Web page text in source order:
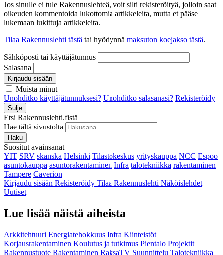
Jos sinulle ei tule Rakennuslehteä, voit silti rekisteröityä, jolloin saat
oikeuden kommentoida lukottomia artikkeleita, mutta et pääse
lukemaan lukittuja artikkeleita.
Tilaa Rakennuslehti tästä tai hyödynnä maksuton koejakso tästä.
Sähköposti tai käyttäjätunnus
Salasana
Kirjaudu sisään
Muista minut
Unohditko käyttäjätunnuksesi? Unohditko salasanasi? Rekisteröidy
Sulje
Etsi Rakennuslehti.fistä
Hae tältä sivustolta
Haku
Suositut avainsanat
YIT SRV skanska Helsinki Tilastokeskus yrityskauppa NCC Espoo
asuntokauppa asuntorakentaminen Infra talotekniikka rakentaminen
Tampere Caverion
Kirjaudu sisään Rekisteröidy Tilaa Rakennuslehti Näköislehdet
Uutiset
Lue lisää näistä aiheista
Arkkitehtuuri Energiatehokkuus Infra Kiinteistöt
Korjausrakentaminen Koulutus ja tutkimus Pientalo Projektit
Rakennustuote Rakentaminen RaksaTV Suunnittelu Talotekniikka